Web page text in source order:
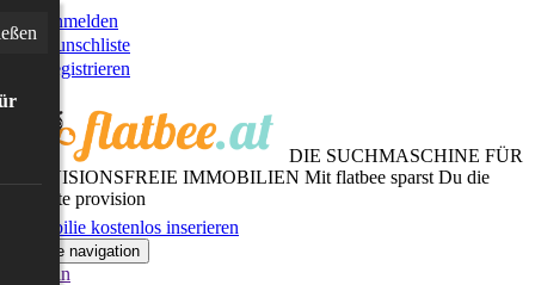
Anmelden
Wunschliste
Registrieren
DIE SUCHMASCHINE FÜR
PROVISIONSFREIE IMMOBILIEN Mit flatbee sparst Du die
gesamte provision
Immobilie kostenlos inserieren
Toggle navigation
German